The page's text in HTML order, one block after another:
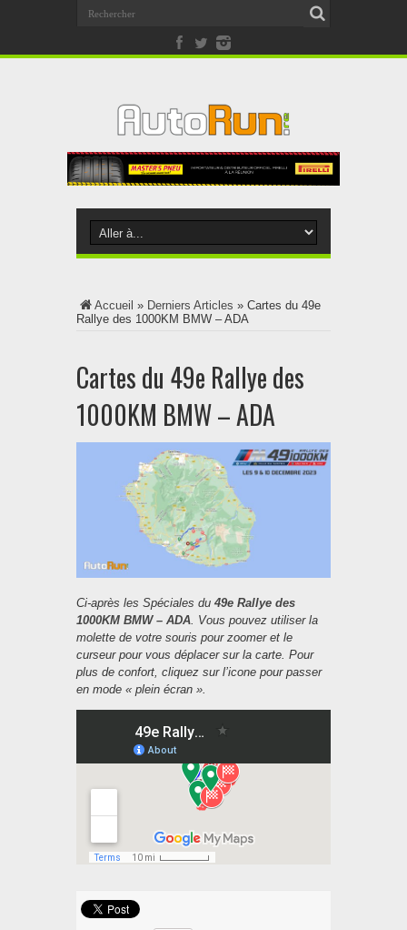
Accueil » Derniers Articles » Cartes du 49e
Rallye des 1000KM BMW – ADA
Cartes du 49e Rallye des
1000KM BMW – ADA
Ci-après les Spéciales du 49e Rallye des
1000KM BMW – ADA. Vous pouvez utiliser la
molette de votre souris pour zoomer et le
curseur pour vous déplacer sur la carte. Pour
plus de confort, cliquez sur l’icone pour passer
en mode « plein écran ».